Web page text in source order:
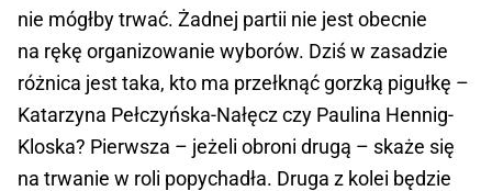
nie mógłby trwać. Żadnej partii nie jest obecnie
na rękę organizowanie wyborów. Dziś w zasadzie
różnica jest taka, kto ma przełknąć gorzką pigułkę –
Katarzyna Pełczyńska-Nałęcz czy Paulina Hennig-
Kloska? Pierwsza – jeżeli obroni drugą – skaże się
na trwanie w roli popychadła. Druga z kolei będzie